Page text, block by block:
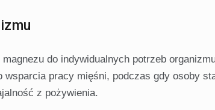
do indywidualnych potrzeb
pracy mięśni, podczas gdy osoby
z pożywienia.